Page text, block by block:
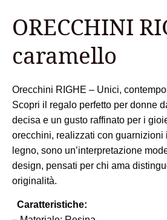
ORECCHINI
caramello
Orecchini RIGHE – Unici,
Scopri il regalo perfetto per donne
decisa e un gusto raffinato per i
orecchini, realizzati con guarnizioni
legno, sono un’interpretazione
design, pensati per chi ama
originalità.
Caratteristiche: